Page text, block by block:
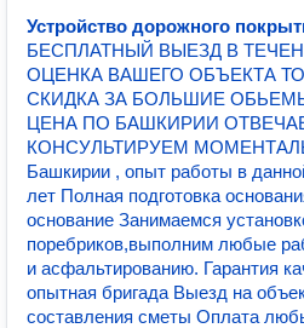
Устройство дорожного
БЕСПЛАТНЫЙ ВЫЕЗД В
ОЦЕНКА ВАШЕГО ОБЪЕКТА
СКИДКА ЗА БОЛЬШИЕ ОБЬЕМЫ
ЦЕНА ПО БАШКИРИИ
КОНСУЛЬТИРУЕМ
Башкирии , опыт работы в
лет Полная подготовка
основание Занимаемся
поребриков,выполним любые
и асфальтированию. Гарантия
опытная бригада Выезд на
составления сметы Оплата